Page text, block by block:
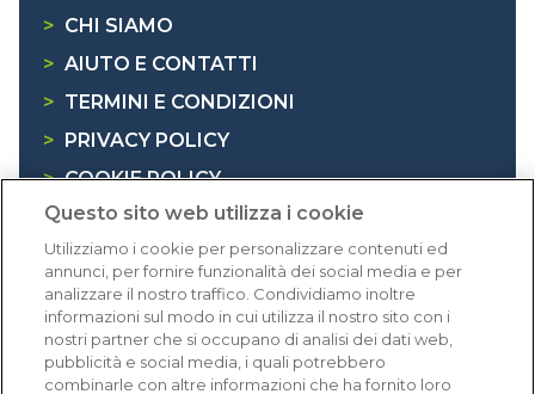
> CHI SIAMO
> AIUTO E CONTATTI
> TERMINI E CONDIZIONI
>
PRIVACY POLICY
> COOKIE POLICY
> INFORMATIVA RAEE
Dicono di noi
1.640 recensioni
Eccellente (4,8)
Questo sito web utilizza i cookie
Utilizziamo i cookie per personalizzare contenuti ed
annunci, per fornire funzionalità dei social media e per
analizzare il nostro traffico. Condividiamo inoltre
informazioni sul modo in cui utilizza il nostro sito con i
nostri partner che si occupano di analisi dei dati web,
pubblicità e social media, i quali potrebbero
combinarle con altre informazioni che ha fornito loro